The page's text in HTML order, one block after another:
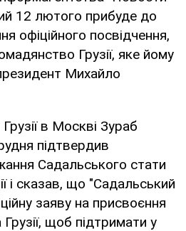
12 лютого прибуде до
офіційного посвідчення,
Грузії, яке йому
Михайло
в Москві Зураб
підтвердив
Садальського стати
і сказав, що "Садальський
заяву на присвоєння
щоб підтримати у